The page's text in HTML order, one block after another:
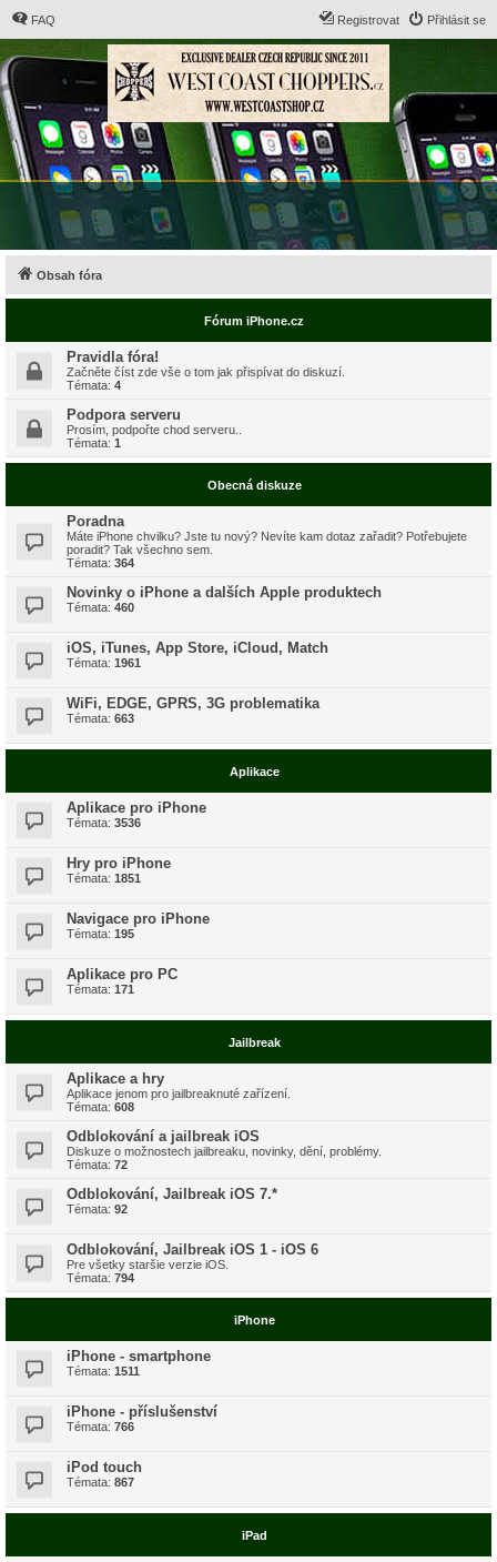
FAQ Přihlásit se
Registrovat
Obsah fóra
Fórum iPhone.cz
Pravidla fóra!
Začněte číst zde vše o tom jak přispívat do diskuzí.
Témata: 4
Podpora serveru
Prosím, podpořte chod serveru..
Témata: 1
Obecná diskuze
Poradna
Máte iPhone chvilku? Jste tu nový? Nevíte kam dotaz zařadit? Potřebujete
poradit? Tak všechno sem.
Témata: 364
Novinky o iPhone a dalších Apple produktech
Témata: 460
iOS, iTunes, App Store, iCloud, Match
Témata: 1961
WiFi, EDGE, GPRS, 3G problematika
Témata: 663
Aplikace
Aplikace pro iPhone
Témata: 3536
Hry pro iPhone
Témata: 1851
Navigace pro iPhone
Témata: 195
Aplikace pro PC
Témata: 171
Jailbreak
Aplikace a hry
Aplikace jenom pro jailbreaknuté zařízení.
Témata: 608
Odblokování a jailbreak iOS
Diskuze o možnostech jailbreaku, novinky, dění, problémy.
Témata: 72
Odblokování, Jailbreak iOS 7.*
Témata: 92
Odblokování, Jailbreak iOS 1 - iOS 6
Pre všetky staršie verzie iOS.
Témata: 794
iPhone
iPhone - smartphone
Témata: 1511
iPhone - příslušenství
Témata: 766
iPod touch
Témata: 867
iPad